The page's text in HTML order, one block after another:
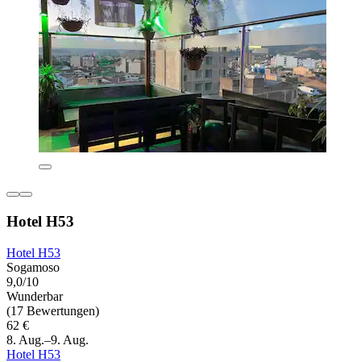
Hotel H53
Hotel H53
Sogamoso
9,0/10
Wunderbar
(17 Bewertungen)
62 €
8. Aug.–9. Aug.
Hotel H53